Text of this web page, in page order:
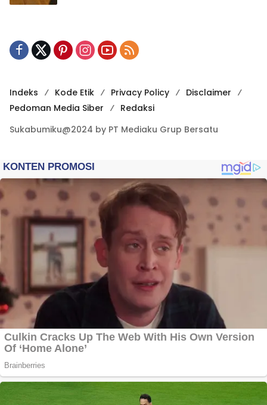
Indeks Kode Etik Privacy Policy
Disclaimer
Pedoman Media Siber
Redaksi
Sukabumiku@2024 by PT Mediaku Grup Bersatu